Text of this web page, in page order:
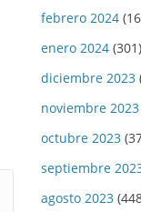
febrero 2024
enero 2024 (301)
diciembre 2023
noviembre 2023
octubre 2023
septiembre
agosto 2023